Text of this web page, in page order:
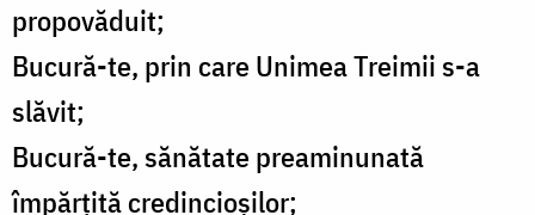
propovăduit;
Bucură-te, prin care Unimea Treimii s-a
slăvit;
Bucură-te, sănătate preaminunată
împărţită credincioşilor;